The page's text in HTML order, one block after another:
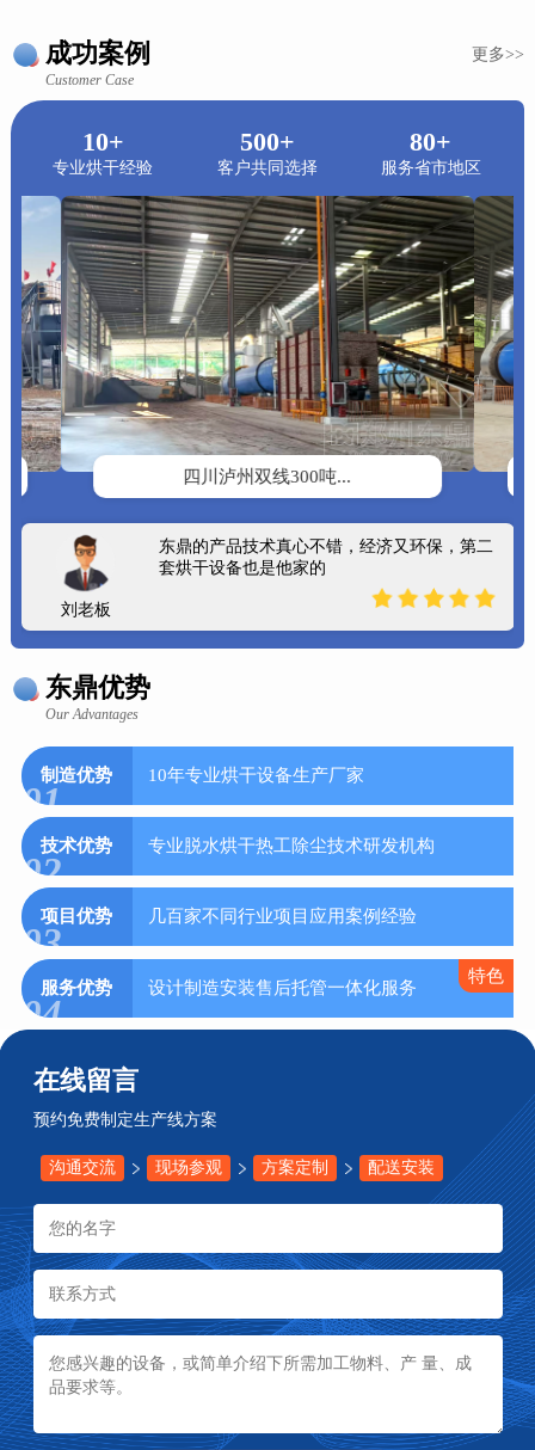
成功案例 更多>>
Customer Case
10+
专业烘干经验
500+
客户共同选择
80+
服务省市地区
四川泸州双线300吨...
刘老板
东鼎的产品技术真心不错，经济又环保，第二
套烘干设备也是他家的
东鼎优势
Our Advantages
制造优势
01
10年专业烘干设备生产厂家
技术优势
02
专业脱水烘干热工除尘技术研发机构
项目优势
03
几百家不同行业项目应用案例经验
服务优势
04
设计制造安装售后托管一体化服务
特色
在线留言
预约免费制定生产线方案
沟通交流 现场参观 方案定制 配送安装